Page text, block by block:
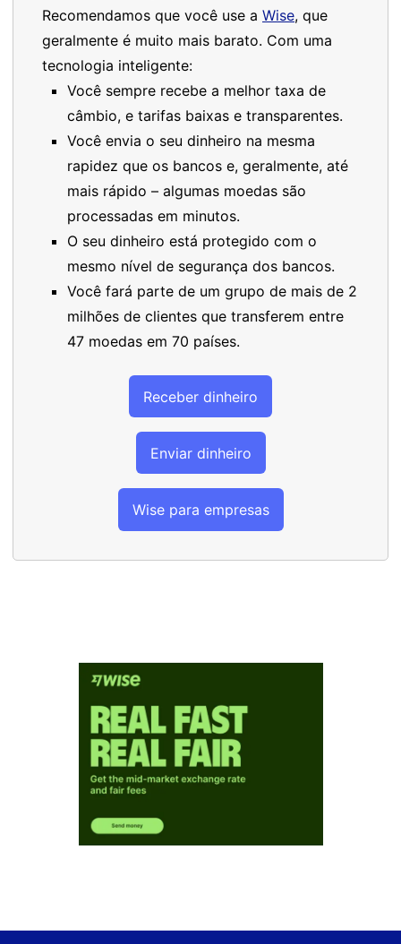
Recomendamos que você use a Wise, que
geralmente é muito mais barato. Com uma
tecnologia inteligente:
Você sempre recebe a melhor taxa de
câmbio, e tarifas baixas e transparentes.
Você envia o seu dinheiro na mesma
rapidez que os bancos e, geralmente, até
mais rápido – algumas moedas são
processadas em minutos.
O seu dinheiro está protegido com o
mesmo nível de segurança dos bancos.
Você fará parte de um grupo de mais de 2
milhões de clientes que transferem entre
47 moedas em 70 países.
Receber dinheiro
Enviar dinheiro
Wise para empresas